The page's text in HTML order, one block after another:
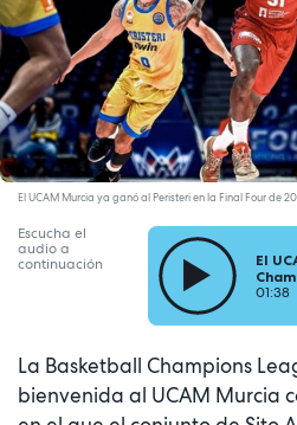
El UCAM Murcia ya ganó al Peristeri en la Final Four de
Escucha el
audio a
continuación
El
01:38
La Basketball Champions
bienvenida al UCAM Murcia